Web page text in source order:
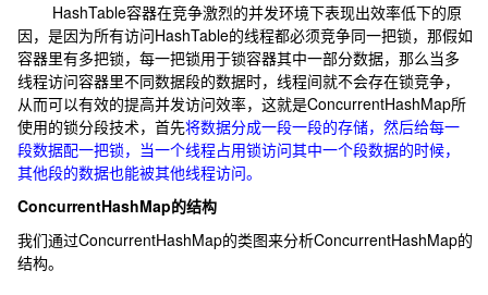
HashTable容器在竞争激烈的并发环境下表现出效率低下的原
因，是因为所有访问HashTable的线程都必须竞争同一把锁，那假如
容器里有多把锁，每一把锁用于锁容器其中一部分数据，那么当多
线程访问容器里不同数据段的数据时，线程间就不会存在锁竞争，
从而可以有效的提高并发访问效率，这就是ConcurrentHashMap所
使用的锁分段技术，首先将数据分成一段一段的存储，然后给每一
段数据配一把锁，当一个线程占用锁访问其中一个段数据的时候，
其他段的数据也能被其他线程访问。
ConcurrentHashMap的结构
我们通过ConcurrentHashMap的类图来分析ConcurrentHashMap的
结构。